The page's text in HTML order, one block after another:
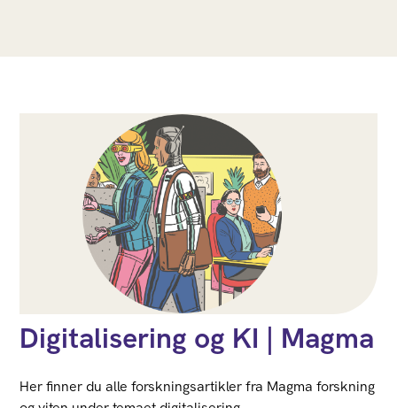
Digitalisering og KI | Magma
Her finner du alle forskningsartikler fra Magma forskning